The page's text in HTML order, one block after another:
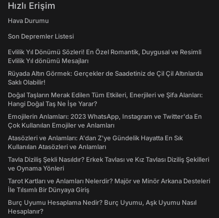
Hızlı Erişim
Hava Durumu
Son Depremler Listesi
Evlilik Yıl Dönümü Sözleri! En Özel Romantik, Duygusal ve Resimli
Evlilik Yıl dönümü Mesajları
Rüyada Altın Görmek: Gerçekler de Saadetiniz de Çil Çil Altınlarda
Saklı Olabilir!
Doğal Taşların Merak Edilen Tüm Etkileri, Enerjileri ve Şifa Alanları:
Hangi Doğal Taş Ne İşe Yarar?
Emojilerin Anlamları: 2023 WhatsApp, Instagram ve Twitter'da En
Çok Kullanılan Emojiler ve Anlamları
Atasözleri ve Anlamları: A'dan Z'ye Gündelik Hayatta En Sık
Kullanılan Atasözleri ve Anlamları
Tavla Diziliş Şekli Nasıldır? Erkek Tavlası ve Kız Tavlası Diziliş Şekilleri
ve Oynama Yönleri
Tarot Kartları ve Anlamları Nelerdir? Majör ve Minör Arkana Desteleri
İle Tılsımlı Bir Dünyaya Giriş
Burç Uyumu Hesaplama Nedir? Burç Uyumu, Aşk Uyumu Nasıl
Hesaplanır?